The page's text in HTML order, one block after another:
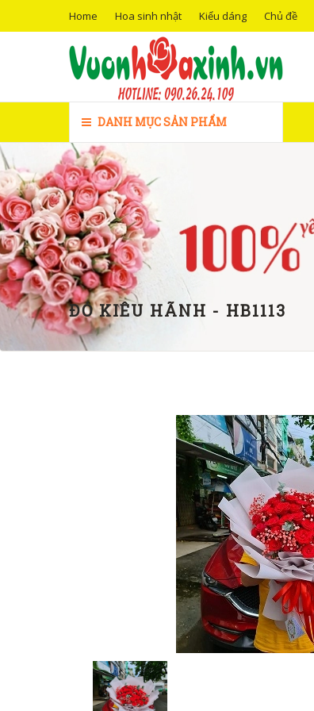
Home Hoa sinh nhật Kiểu dáng Chủ đề
DANH MỤC SẢN PHẨM
ĐỎ KIÊU HÃNH - HB1113